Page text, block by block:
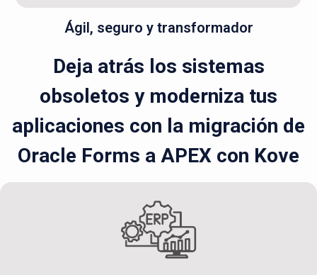
Ágil, seguro y transformador
Deja atrás los sistemas
obsoletos y moderniza tus
aplicaciones con la migración de
Oracle Forms a APEX con Kove